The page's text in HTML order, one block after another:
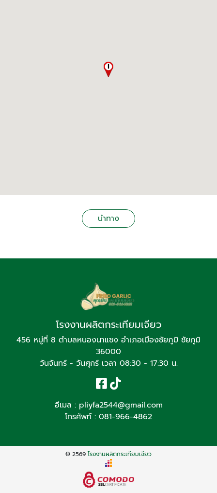
นำทาง
โรงงานผลิตกระเทียมเจียว
456 หมู่ที่ 8 ตำบลหนองนาแซง อำเภอเมืองชัยภูมิ ชัยภูมิ
36000
วันจันทร์ - วันศุกร์ เวลา 08:30 - 17:30 น.
อีเมล : pliyfa2544@gmail.com
โทรศัพท์ : 081-966-4862
© 2569 โรงงานผลิตกระเทียมเจียว